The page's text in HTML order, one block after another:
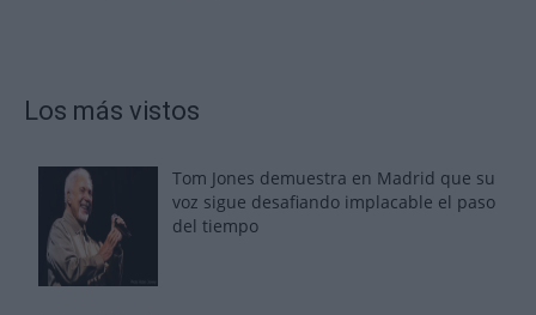
Los más vistos
Tom Jones demuestra en Madrid que su
voz sigue desafiando implacable el paso
del tiempo